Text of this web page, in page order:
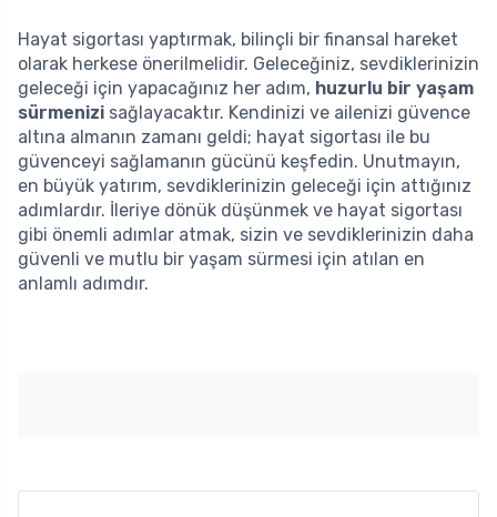
Hayat sigortası yaptırmak, bilinçli bir finansal hareket
olarak herkese önerilmelidir. Geleceğiniz, sevdiklerinizin
geleceği için yapacağınız her adım, huzurlu bir yaşam
sürmenizi sağlayacaktır. Kendinizi ve ailenizi güvence
altına almanın zamanı geldi; hayat sigortası ile bu
güvenceyi sağlamanın gücünü keşfedin. Unutmayın,
en büyük yatırım, sevdiklerinizin geleceği için attığınız
adımlardır. İleriye dönük düşünmek ve hayat sigortası
gibi önemli adımlar atmak, sizin ve sevdiklerinizin daha
güvenli ve mutlu bir yaşam sürmesi için atılan en
anlamlı adımdır.